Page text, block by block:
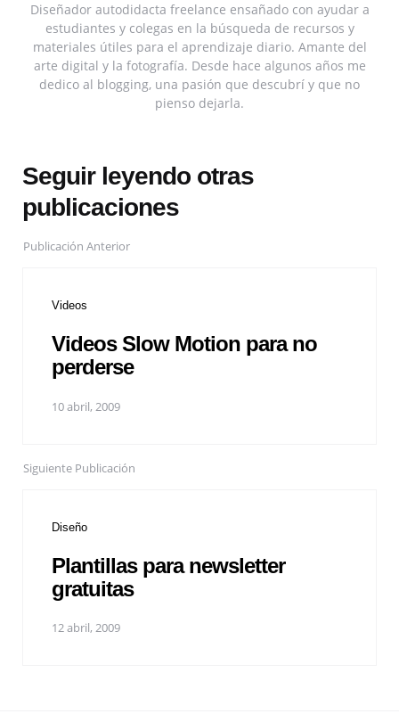
Diseñador autodidacta freelance ensañado con ayudar a
estudiantes y colegas en la búsqueda de recursos y
materiales útiles para el aprendizaje diario. Amante del
arte digital y la fotografía. Desde hace algunos años me
dedico al blogging, una pasión que descubrí y que no
pienso dejarla.
Seguir leyendo otras
publicaciones
Publicación Anterior
Videos
Videos Slow Motion para no
perderse
10 abril, 2009
Siguiente Publicación
Diseño
Plantillas para newsletter
gratuitas
12 abril, 2009